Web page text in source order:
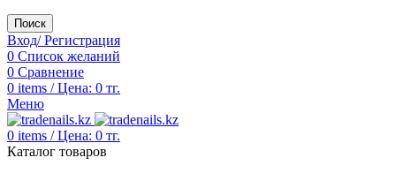
Поиск
Вход/ Регистрация
0 Список желаний
0 Сравнение
0 items / Цена: 0 тг.
Меню
0 items / Цена: 0 тг.
Каталог товаров